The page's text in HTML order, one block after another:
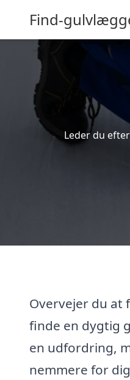
Find-
Leder du
Overvejer du at
finde en dygtig
en udfordring,
nemmere for